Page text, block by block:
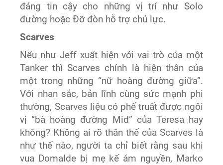
đáng tin cậy cho những vị trí như Solo
đường hoặc Đỡ đòn hỗ trợ chủ lực.
Scarves
Nếu như Jeff xuất hiện với vai trò của một
Tanker thì Scarves chính là hiện thân của
một trong những “nữ hoàng đường giữa”.
Với nhan sắc, bản lĩnh cùng sức mạnh phi
thường, Scarves liệu có phế truất được ngôi
vị “bà hoàng đường Mid” của Teresa hay
không? Không ai rõ thân thế của Scarves là
như thế nào, người ta chỉ biết rằng sau khi
vua Domalde bị mẹ kế ám nguyền, Marko